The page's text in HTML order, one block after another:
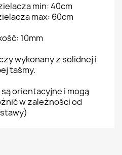
min: 40cm
max: 60cm
10mm
wykonany z solidnej i
taśmy.
orientacyjne i mogą
w zależności od